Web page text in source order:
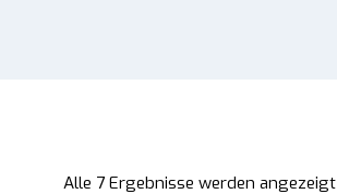
Alle 7 Ergebnisse werden angezeigt